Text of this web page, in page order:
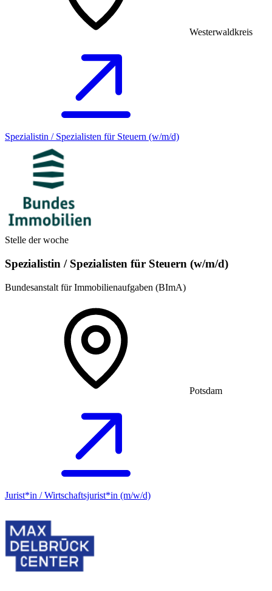
Westerwaldkreis
Spezialistin / Spezialisten für Steuern (w/m/d)
Stelle der woche
Spezialistin / Spezialisten für Steuern (w/m/d)
Bundesanstalt für Immobilienaufgaben (BImA)
Potsdam
Jurist*in / Wirtschafts­jurist*in (m/w/d)